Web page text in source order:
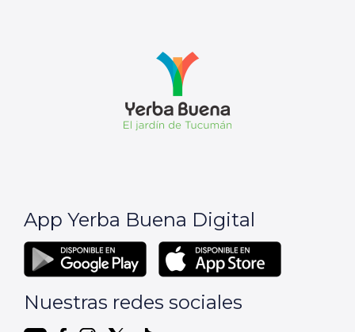
App Yerba Buena Digital
Nuestras redes sociales